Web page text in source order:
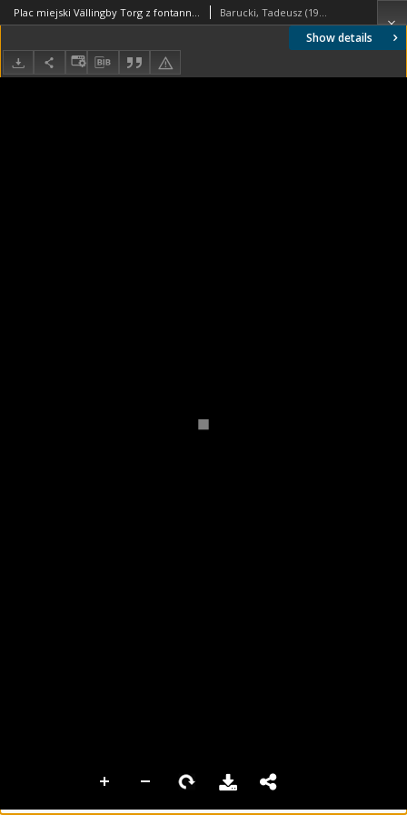
Show details
Plac miejski Vällingby Torg z fontannami umiejscowionymi w różnych jego częściach, Sztokholm-Vällingby, Szwecja Barucki, Tadeusz (1922- ). Fotograf